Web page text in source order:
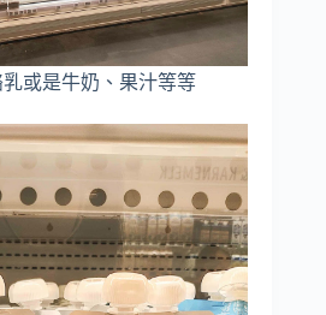
或是牛奶、果汁等等